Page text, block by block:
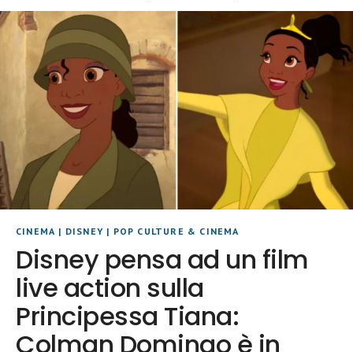
CINEMA | DISNEY | POP CULTURE & CINEMA
Disney pensa ad un film
live action sulla
Principessa Tiana:
Colman Domingo è in